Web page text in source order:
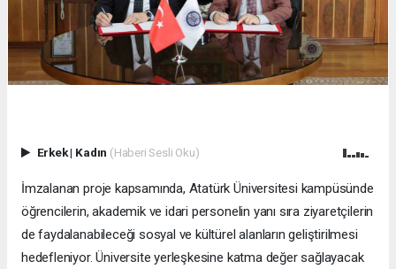
Erkek| Kadın (Haberi Sesli Oku)
İmzalanan proje kapsamında, Atatürk Üniversitesi kampüsünde
öğrencilerin, akademik ve idari personelin yanı sıra ziyaretçilerin
de faydalanabileceği sosyal ve kültürel alanların geliştirilmesi
hedefleniyor. Üniversite yerleşkesine katma değer sağlayacak